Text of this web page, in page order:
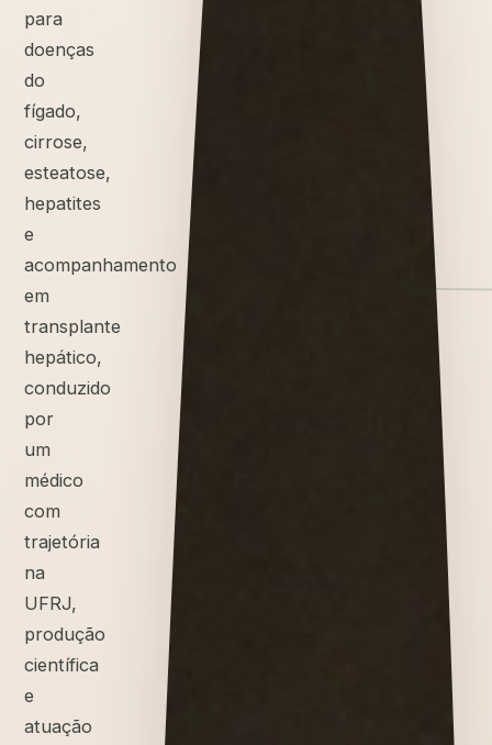
para
doenças
do
fígado,
cirrose,
esteatose,
hepatites
e
acompanhamento
em
transplante
hepático,
conduzido
por
um
médico
com
trajetória
na
UFRJ,
produção
científica
e
atuação